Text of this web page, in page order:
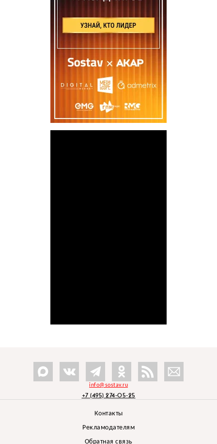
info@sostav.ru
+7 (495) 274-05-25
Контакты
Рекламодателям
Обратная связь